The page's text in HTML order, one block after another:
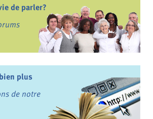
de parler?
plus
de notre